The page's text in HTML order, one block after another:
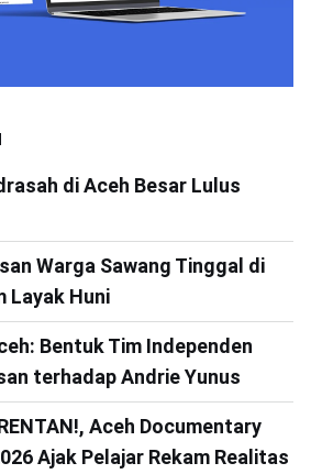
di Aceh Besar Lulus
Warga Sawang Tinggal di
Layak Huni
Bentuk Tim Independen
terhadap Andrie Yunus
Aceh Documentary
Ajak Pelajar Rekam Realitas